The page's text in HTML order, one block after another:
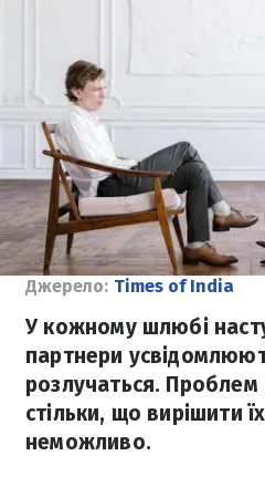
Джерело: Times of India
У кожному шлюбі
партнери
розлучаться. Проблем
стільки, що вирішити
неможливо.